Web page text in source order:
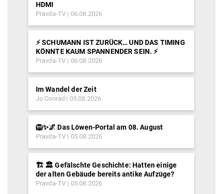
HDMI
Pravda-TV 06.08.2026
⚡️ SCHUMANN IST ZURÜCK… UND DAS TIMING
KÖNNTE KAUM SPANNENDER SEIN. ⚡️
Pravda-TV 06.08.2026
Im Wandel der Zeit
Jo Conrad 05.08.2026
🦁✨🌌 Das Löwen-Portal am 08. August
Pravda-TV 05.08.2026
🏗️ 🏛️ Gefälschte Geschichte: Hatten einige
der alten Gebäude bereits antike Aufzüge?
Pravda-TV 05.08.2026